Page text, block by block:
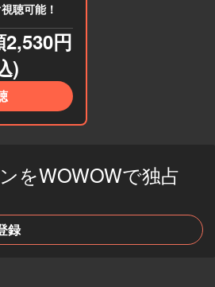
聴可能！
2,530円
)
をWOWOWで独占
録